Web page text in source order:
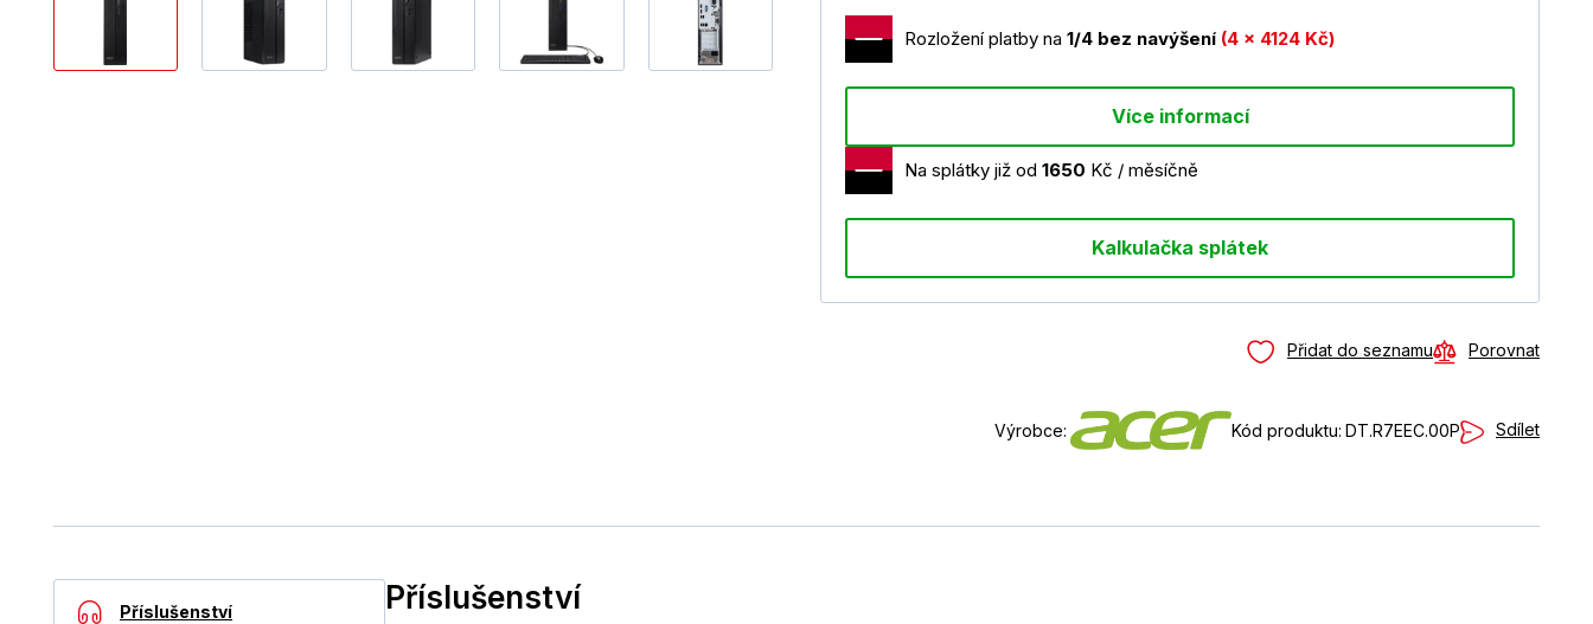
Rozložení platby na 1/4 bez navýšení (4 x 4124 Kč)
Více informací
Na splátky již od 1650 Kč / měsíčně
Kalkulačka splátek
Přidat do seznamu Porovnat
Výrobce: Kód produktu: DT.R7EEC.00P Sdílet
Příslušenství Příslušenství